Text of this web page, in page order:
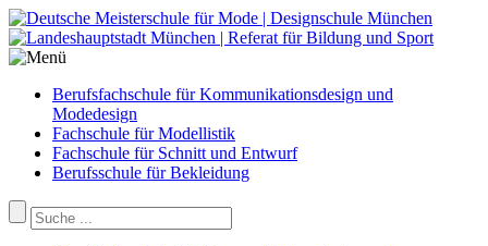
Berufsfachschule für Kommunikationsdesign und
Modedesign
Fachschule für Modellistik
Fachschule für Schnitt und Entwurf
Berufsschule für Bekleidung